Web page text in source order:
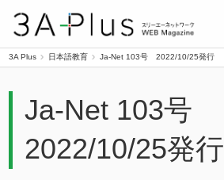
3A Plus 日本語教育 Ja-Net 103号 2022/10/25発行
Ja-Net 103号
2022/10/25発行